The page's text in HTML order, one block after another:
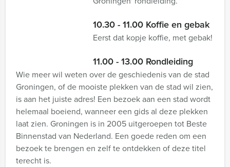
10.30 - 11.00 Koffie en gebak
Eerst dat kopje koffie, met gebak!
11.00 - 13.00 Rondleiding
Wie meer wil weten over de geschiedenis van de stad
Groningen, of de mooiste plekken van de stad wil zien,
is aan het juiste adres! Een bezoek aan een stad wordt
helemaal boeiend, wanneer een gids al deze plekken
laat zien. Groningen is in 2005 uitgeroepen tot Beste
Binnenstad van Nederland. Een goede reden om een
bezoek te brengen en zelf te ontdekken of deze titel
terecht is.